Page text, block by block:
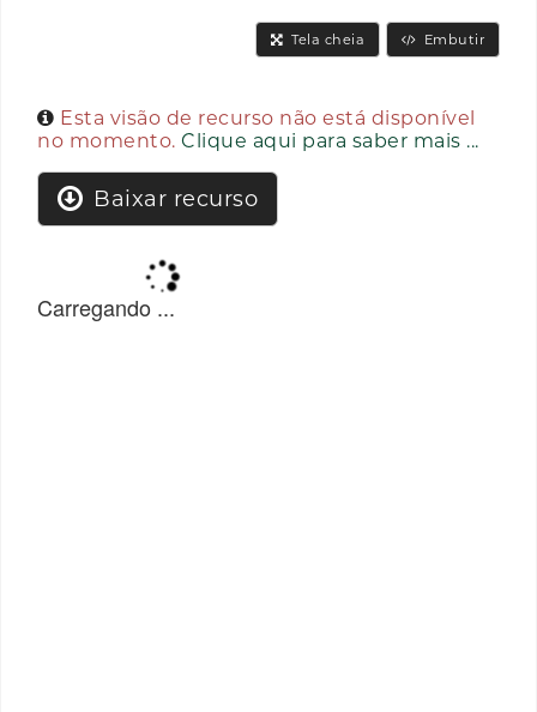
Tela cheia Embutir
Esta visão de recurso não está disponível
no momento. Clique aqui para saber mais ...
Baixar recurso